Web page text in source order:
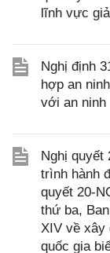
lĩnh vực
Nghị định
hợp an
với an ninh
Nghị quyết
trình hành
quyết 20-
thứ ba,
XIV về xây
quốc gia